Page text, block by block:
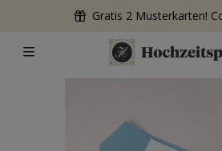
Gratis 2 Musterkarten!